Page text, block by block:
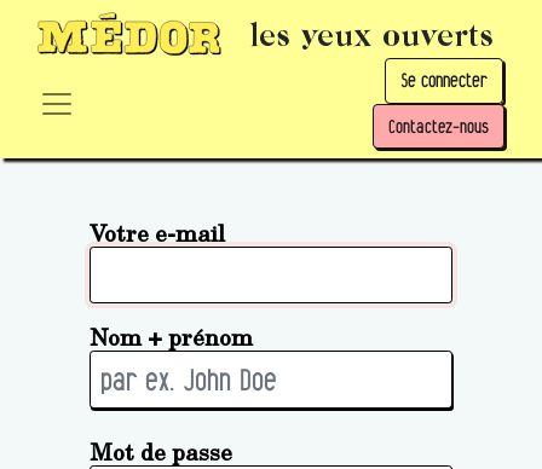
les yeux ouverts
Se connecter
Contactez-nous
Votre e-mail
Nom + prénom
Mot de passe